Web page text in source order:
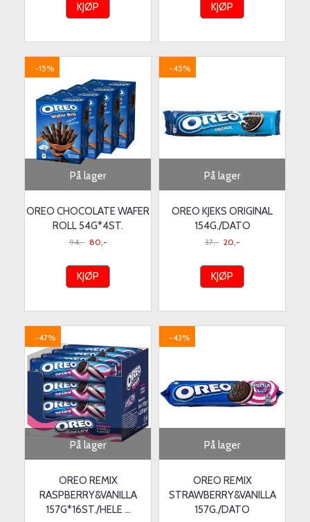
KJØP KJØP
På lager
-15%
OREO CHOCOLATE WAFER
ROLL 54G*4ST.
94,- 80,-
KJØP
På lager
-45%
OREO KJEKS ORIGINAL
154G./DATO
37,- 20,-
KJØP
På lager
-47%
OREO REMIX
RASPBERRY&VANILLA
157G*16ST./HELE ...
På lager
-43%
OREO REMIX
STRAWBERRY&VANILLA
157G./DATO